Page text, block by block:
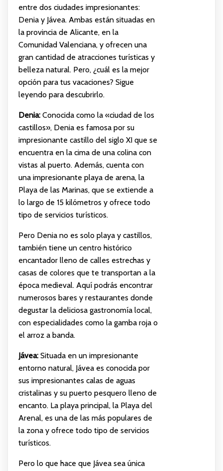
entre dos ciudades impresionantes:
Denia y Jávea. Ambas están situadas en
la provincia de Alicante, en la
Comunidad Valenciana, y ofrecen una
gran cantidad de atracciones turísticas y
belleza natural. Pero, ¿cuál es la mejor
opción para tus vacaciones? Sigue
leyendo para descubrirlo.
Denia:Conocida como la «ciudad de los
castillos», Denia es famosa por su
impresionante castillo del siglo XI que se
encuentra en la cima de una colina con
vistas al puerto. Además, cuenta con
una impresionante playa de arena, la
Playa de las Marinas, que se extiende a
lo largo de 15 kilómetros y ofrece todo
tipo de servicios turísticos.
Pero Denia no es solo playa y castillos,
también tiene un centro histórico
encantador lleno de calles estrechas y
casas de colores que te transportan a la
época medieval. Aquí podrás encontrar
numerosos bares y restaurantes donde
degustar la deliciosa gastronomía local,
con especialidades como la gamba roja o
el arroz a banda.
Jávea:Situada en un impresionante
entorno natural, Jávea es conocida por
sus impresionantes calas de aguas
cristalinas y su puerto pesquero lleno de
encanto. La playa principal, la Playa del
Arenal, es una de las más populares de
la zona y ofrece todo tipo de servicios
turísticos.
Pero lo que hace que Jávea sea única